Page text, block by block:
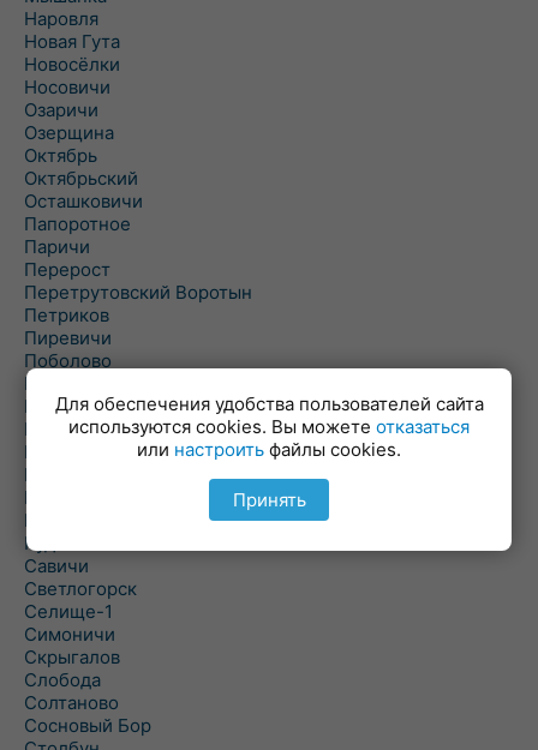
Наровля
Новая Гута
Новосёлки
Носовичи
Озаричи
Озерщина
Октябрь
Октябрьский
Осташковичи
Папоротное
Паричи
Перерост
Перетрутовский Воротын
Петриков
Пиревичи
Поболово
Поколюбичи
Полесье
Птичь
Речица
Ровенская Слобода
Рогачев
Рогинь
Рудня
Савичи
Светлогорск
Селище-1
Симоничи
Скрыгалов
Слобода
Солтаново
Сосновый Бор
Для обеспечения удобства пользователей сайта
используются cookies. Вы можете отказаться
или настроить файлы cookies.
Принять